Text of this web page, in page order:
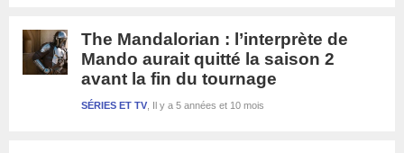
The Mandalorian : l’interprète de
Mando aurait quitté la saison 2
avant la fin du tournage
Il y a 5 années et 10 mois
SÉRIES ET TV